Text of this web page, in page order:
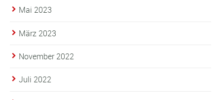
Mai 2023
März 2023
November 2022
Juli 2022